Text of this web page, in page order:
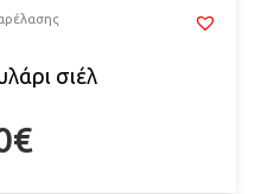
σιέλ
€